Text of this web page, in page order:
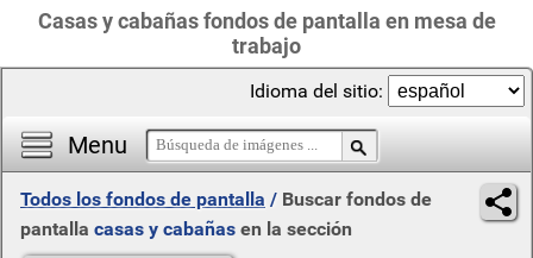
Casas y cabañas fondos de pantalla en mesa de
trabajo
Menu
Idioma del sitio:
Todos los fondos de pantalla / Buscar fondos de
pantalla casas y cabañas en la sección